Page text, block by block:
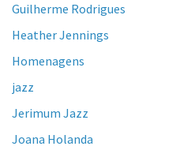
Guilherme Rodrigues
Heather Jennings
Homenagens
jazz
Jerimum Jazz
Joana Holanda